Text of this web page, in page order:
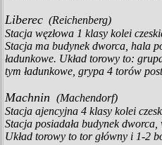
Liberec (Reichenberg)
Stacja węzłowa 1 klasy kolei
Stacja ma budynek dworca, hala
ładunkowe. Układ torowy to:
tym ładunkowe, grypa 4 torów
Machnin (Machendorf)
Stacja ajencyjna 4 klasy kolei
Stacja posiadała budynek
Układ torowy to tor główny i 1-2